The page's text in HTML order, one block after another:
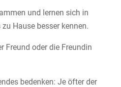
und lernen sich in
Hause besser kennen.
Freund oder die Freundin
bedenken: Je öfter der